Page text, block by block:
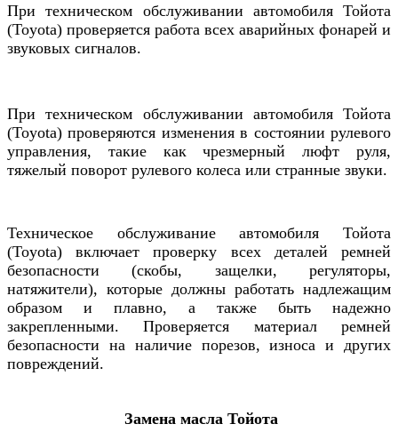
При техническом обслуживании автомобиля Тойота
(Toyota) проверяется работа всех аварийных фонарей и
звуковых сигналов.
При техническом обслуживании автомобиля Тойота
(Toyota) проверяются изменения в состоянии рулевого
управления, такие как чрезмерный люфт руля,
тяжелый поворот рулевого колеса или странные звуки.
Техническое обслуживаниеавтомобиляТойота
(Toyota) включаетпроверку всех деталей ремней
безопасности (скобы, защелки, регуляторы,
натяжители), которые должны работать надлежащим
образом и плавно, а также быть надежно
закрепленными. Проверяется материал ремней
безопасности на наличие порезов, износа и других
повреждений.
Замена масла Тойота